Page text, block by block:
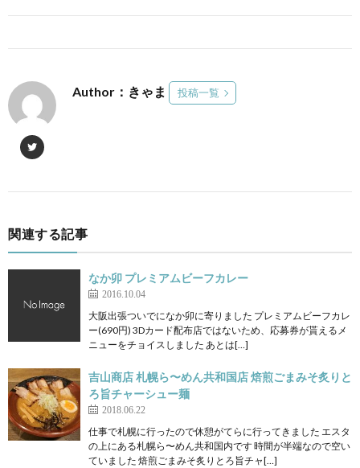
Author：きゃま 投稿一覧
関連する記事
なか卯 プレミアムビーフカレー
2016.10.04
大阪出張ついでになか卯に寄りました プレミアムビーフカレ
ー(690円) 3Dカード配布店ではないため、応募券が貰えるメ
ニューをチョイスしました あとは[…]
吉山商店 札幌ら〜めん共和国店 焙煎ごまみそ炙りと
ろ旨チャーシュー麺
2018.06.22
仕事で札幌に行ったので休憩がてらに行ってきました エスタ
の上にある札幌ら〜めん共和国内です 時間が半端なので空い
ていました 焙煎ごまみそ炙りとろ旨チャ[…]